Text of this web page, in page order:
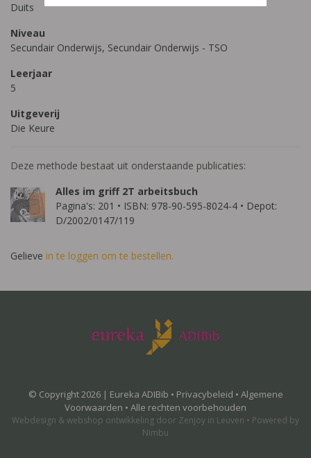
Duits
Niveau
Secundair Onderwijs, Secundair Onderwijs - TSO
Leerjaar
5
Uitgeverij
Die Keure
Deze methode bestaat uit onderstaande publicaties:
Alles im griff 2T arbeitsbuch
Pagina's: 201 • ISBN: 978-90-595-8024-4 • Depot:
D/2002/0147/119
Gelieve in te loggen om te bestellen.
© Copyright 2026 | Eureka ADIBib • Privacybeleid • Algemene
Voorwaarden • Alle rechten voorbehouden
Webdesign & webshop ontwikkeling door Zenjoy in Leuven • Powered by
Nimbu